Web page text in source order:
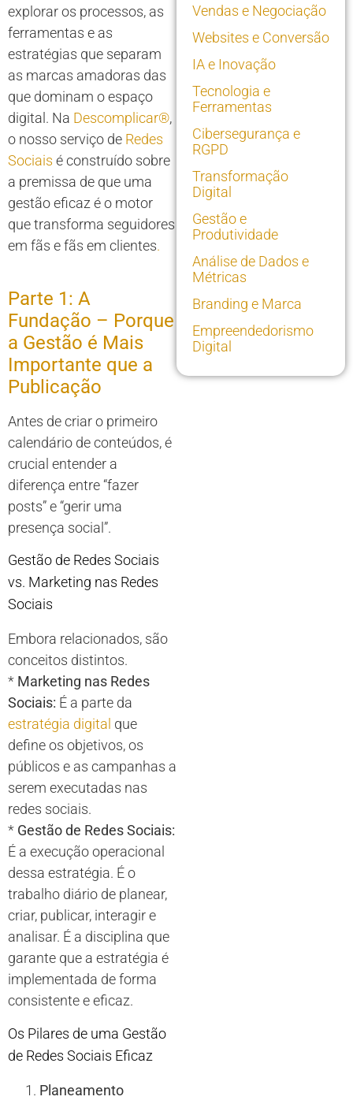
explorar os processos, as
ferramentas e as
estratégias que separam
as marcas amadoras das
que dominam o espaço
digital. Na Descomplicar®,
o nosso serviço de Redes
Sociais é construído sobre
a premissa de que uma
gestão eficaz é o motor
que transforma seguidores
em fãs e fãs em clientes.
Parte 1: A
Fundação – Porque
a Gestão é Mais
Importante que a
Publicação
Antes de criar o primeiro
calendário de conteúdos, é
crucial entender a
diferença entre “fazer
posts” e “gerir uma
presença social”.
Gestão de Redes Sociais
vs. Marketing nas Redes
Sociais
Embora relacionados, são
conceitos distintos.
* Marketing nas Redes
Sociais: É a parte da
estratégia digital que
define os objetivos, os
públicos e as campanhas a
serem executadas nas
redes sociais.
* Gestão de Redes Sociais:
É a execução operacional
dessa estratégia. É o
trabalho diário de planear,
criar, publicar, interagir e
analisar. É a disciplina que
garante que a estratégia é
implementada de forma
consistente e eficaz.
Os Pilares de uma Gestão
de Redes Sociais Eficaz
Planeamento
Vendas e Negociação
Websites e Conversão
IA e Inovação
Tecnologia e
Ferramentas
Cibersegurança e
RGPD
Transformação
Digital
Gestão e
Produtividade
Análise de Dados e
Métricas
Branding e Marca
Empreendedorismo
Digital